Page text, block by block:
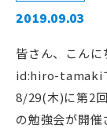
2019.09.03
皆さん、こんに
id:hiro-tamaki
8/29(木)に第2
の勉強会が開